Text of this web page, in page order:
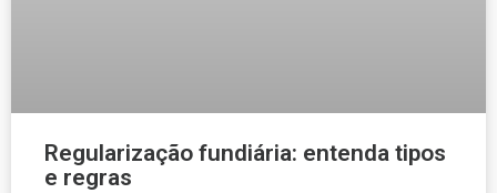
Regularização fundiária: entenda tipos
e regras